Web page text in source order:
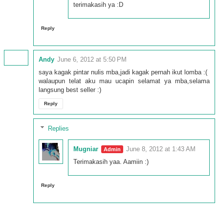
terimakasih ya :D
Reply
Andy June 6, 2012 at 5:50 PM
saya kagak pintar nulis mba,jadi kagak pernah ikut lomba :(
walaupun telat aku mau ucapin selamat ya mba,selama
langsung best seller :)
Reply
Replies
Mugniar
June 8, 2012 at 1:43 AM
Terimakasih yaa. Aamiin :)
Reply